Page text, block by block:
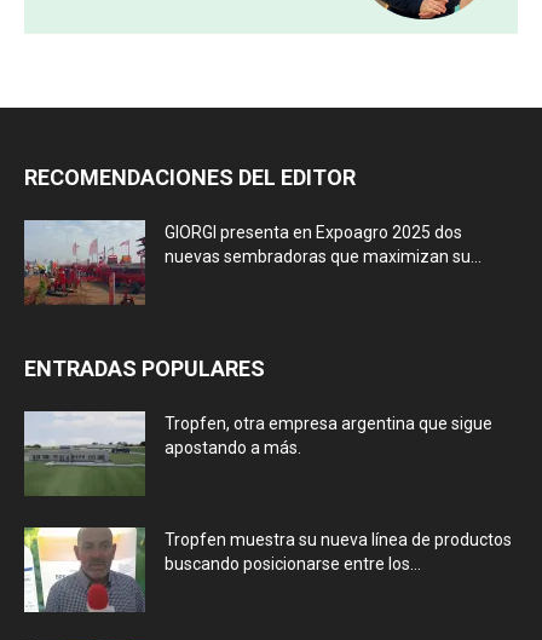
RECOMENDACIONES DEL EDITOR
GIORGI presenta en Expoagro 2025 dos
nuevas sembradoras que maximizan su...
ENTRADAS POPULARES
Tropfen, otra empresa argentina que sigue
apostando a más.
Tropfen muestra su nueva línea de productos
buscando posicionarse entre los...